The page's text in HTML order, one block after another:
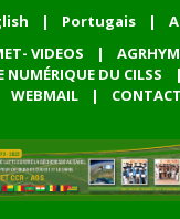
| Portugais |
VIDEOS
|
NUMÉRIQUE DU CILSS
|
WEBMAIL
| CONTACT